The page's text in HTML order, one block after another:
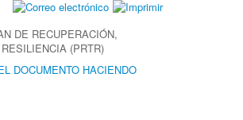
DE RECUPERACIÓN,
(PRTR)
DOCUMENTO HACIENDO